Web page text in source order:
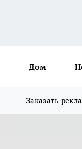
Дом
Заказать